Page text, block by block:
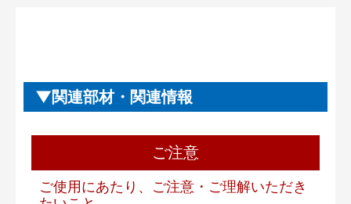
関連部材・関連情報
ご注意
ご使用にあたり、ご注意・ご理解いただき